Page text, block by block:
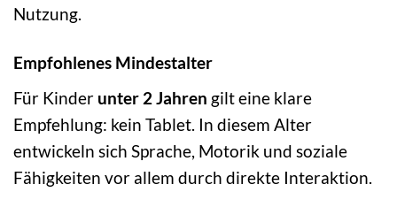
Nutzung.
Empfohlenes Mindestalter
Für Kinder unter 2 Jahren gilt eine klare
Empfehlung: kein Tablet. In diesem Alter
entwickeln sich Sprache, Motorik und soziale
Fähigkeiten vor allem durch direkte Interaktion.